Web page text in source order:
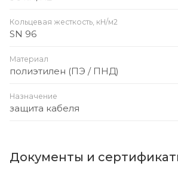
Кольцевая жесткость, кН/м2
SN 96
Материал
полиэтилен (ПЭ / ПНД)
Назначение
защита кабеля
Документы и